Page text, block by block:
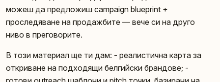
можеш да предложиш campaign blueprint +
проследяване на продажбите — вече си на друго
ниво в преговорите.
В този материал ще ти дам: - реалистична карта за
откриване на подходящи белгийски брандове; -